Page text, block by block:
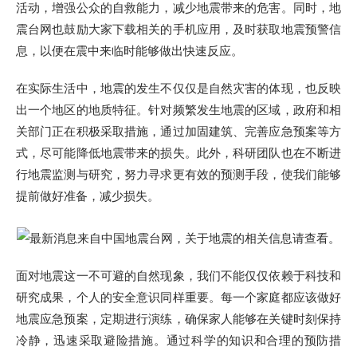
活动，增强公众的自救能力，减少地震带来的危害。同时，地
震台网也鼓励大家下载相关的手机应用，及时获取地震预警信
息，以便在震中来临时能够做出快速反应。
在实际生活中，地震的发生不仅仅是自然灾害的体现，也反映
出一个地区的地质特征。针对频繁发生地震的区域，政府和相
关部门正在积极采取措施，通过加固建筑、完善应急预案等方
式，尽可能降低地震带来的损失。此外，科研团队也在不断进
行地震监测与研究，努力寻求更有效的预测手段，使我们能够
提前做好准备，减少损失。
面对地震这一不可避的自然现象，我们不能仅仅依赖于科技和
研究成果，个人的安全意识同样重要。每一个家庭都应该做好
地震应急预案，定期进行演练，确保家人能够在关键时刻保持
冷静，迅速采取避险措施。通过科学的知识和合理的预防措